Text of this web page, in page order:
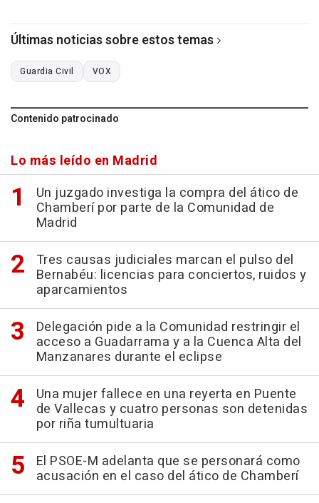
Últimas noticias sobre estos temas
Guardia Civil VOX
Contenido patrocinado
Lo más leído en Madrid
Un juzgado investiga la compra del ático de
Chamberí por parte de la Comunidad de
Madrid
Tres causas judiciales marcan el pulso del
Bernabéu: licencias para conciertos, ruidos y
aparcamientos
Delegación pide a la Comunidad restringir el
acceso a Guadarrama y a la Cuenca Alta del
Manzanares durante el eclipse
Una mujer fallece en una reyerta en Puente
de Vallecas y cuatro personas son detenidas
por riña tumultuaria
El PSOE-M adelanta que se personará como
acusación en el caso del ático de Chamberí